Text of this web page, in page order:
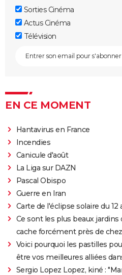
L'Exorciste
Sans un bruit 2 : synopsis,
annonce, streaming...
Saw
Halloween, la nuit des
The Thing
Ça 2 : une suite est-elle
Shining
La Colline a des yeux
Le Projet Blair Witch
Suspiria
Firestarter (2022)
Sorties Cinéma
Actus Cinéma
Télévision
EN CE MOMENT
Hantavirus en France
Incendies
Canicule d'août
La Liga sur DAZN
Pascal Obispo
Guerre en Iran
Carte de l'éclipse solaire du 12
Ce sont les plus beaux jardins
cache forcément près de
Voici pourquoi les pastilles
être vos meilleures alliées
Sergio Lopez Lopez, kiné :